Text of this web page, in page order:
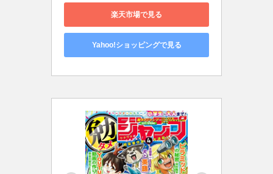
楽天市場で見る
Yahoo!ショッピングで見る